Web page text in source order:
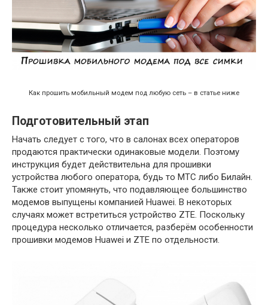
Как прошить мобильный модем под любую сеть – в статье ниже
Подготовительный этап
Начать следует с того, что в салонах всех операторов
продаются практически одинаковые модели. Поэтому
инструкция будет действительна для прошивки
устройства любого оператора, будь то МТС либо Билайн.
Также стоит упомянуть, что подавляющее большинство
модемов выпущены компанией Huawei. В некоторых
случаях может встретиться устройство ZTE. Поскольку
процедура несколько отличается, разберём особенности
прошивки модемов Huawei и ZTE по отдельности.